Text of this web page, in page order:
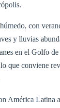
con
y lluvias
en el Golfo
que conviene
América Latina